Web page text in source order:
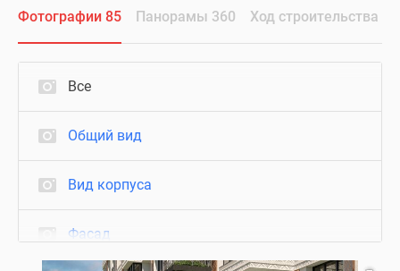
Фотографии 85 Панорамы 360 Ход строительства
Все
Общий вид
Вид корпуса
Фасад